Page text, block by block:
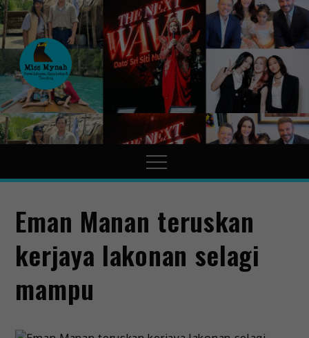
MissMynah
Portal Hiburan, Gaya Hidup
& Trending
Eman Manan teruskan
kerjaya lakonan selagi
mampu